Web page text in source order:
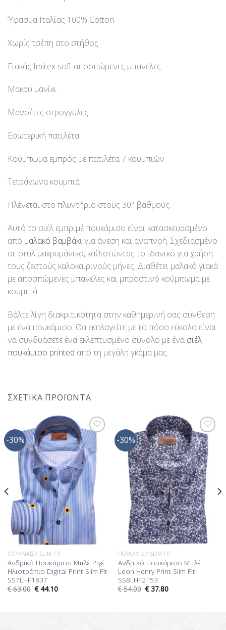
Ύφασμα Ιταλίας 100% Cotton
Χωρίς τσέπη στο στήθος
Γιακάς Imirex soft αποσπώμενες μπανέλες
Μακρύ μανίκι
Μανσέτες στρογγυλές
Εσωτερική πατιλέτα
Κούμπωμα εμπρός με πατιλέτα 7 κουμπιών
Τετράγωνα κουμπιά
Πλένεται στο πλυντήριο στους 30° βαθμούς.
Αυτό το σιέλ εμπριμέ πουκάμισο είναι κατασκευασμένο
από μαλακό βαμβάκι για άνεση και αναπνοή. Σχεδιασμένο
σε στυλ μακρυμάνικο, καθιστώντας το ιδανικό για χρήση
τους ζεστούς καλοκαιρινούς μήνες. Διαθέτει μαλακό γιακά
με αποσπώμενες μπανέλες και μπροστινό κούμπωμα με
κουμπιά.
Βάλτε λίγη διακριτικότητα στην καθημερινή σας σύνθεση
με ένα πουκάμισο. Θα εκπλαγείτε με το πόσο εύκολο είναι
να συνδυάσετε ένα εκλεπτυσμένο σύνολο με ένα σιέλ
πουκάμισο printed από τη μεγάλη γκάμα μας.
ΣΧΕΤΙΚΆ ΠΡΟΪΌΝΤΑ
-30%
Προσθήκη
στη Λίστα
Επιθυμίας
ΠΟΥΚΆΜΙΣΑ SLIM FIT
Ανδρικό Πουκάμισο Μπλέ Ριγέ
Ηλιοτρόπιο Digital Print Slim Fit
SS7LHF1837
€63.00 €44.10
-30%
Προσθήκη
στη Λίστα
Επιθυμίας
ΠΟΥΚΆΜΙΣΑ SLIM FIT
Ανδρικό Πουκάμισο Μπλέ
Leon Henry Print Slim Fit
SS8LHF2153
€54.00 €37.80